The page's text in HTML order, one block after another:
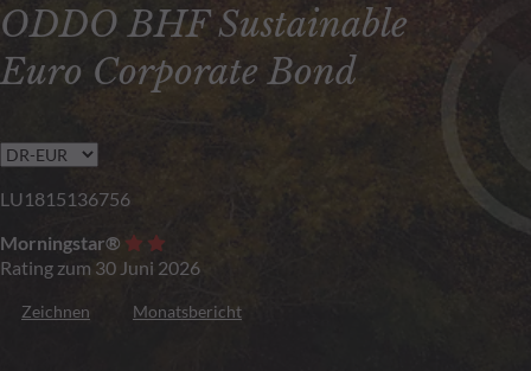
ODDO BHF Sustainable
Euro Corporate Bond
LU1815136756
Morningstar®
Rating zum 30 Juni 2026
Zeichnen Monatsbericht